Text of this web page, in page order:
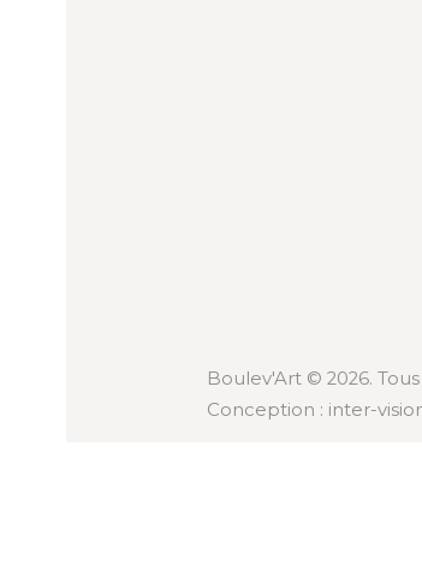
Boulev'Art © 2026.
Conception : inter-